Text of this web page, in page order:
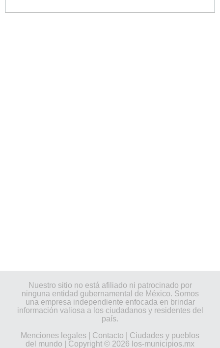
Nuestro sitio no está afiliado ni patrocinado por
ninguna entidad gubernamental de México. Somos
una empresa independiente enfocada en brindar
información valiosa a los ciudadanos y residentes del
país.
Menciones legales
Contacto
Ciudades y pueblos
del mundo | Copyright © 2026 los-municipios.mx